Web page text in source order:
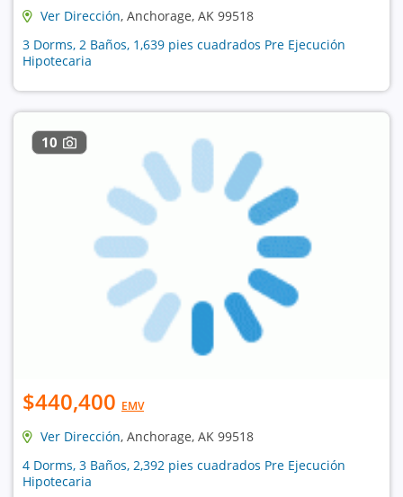
Ver Dirección, Anchorage, AK 99518
3 Dorms, 2 Baños, 1,639 pies cuadrados Pre Ejecución
Hipotecaria
10
$440,400 EMV
Ver Dirección, Anchorage, AK 99518
4 Dorms, 3 Baños, 2,392 pies cuadrados Pre Ejecución
Hipotecaria